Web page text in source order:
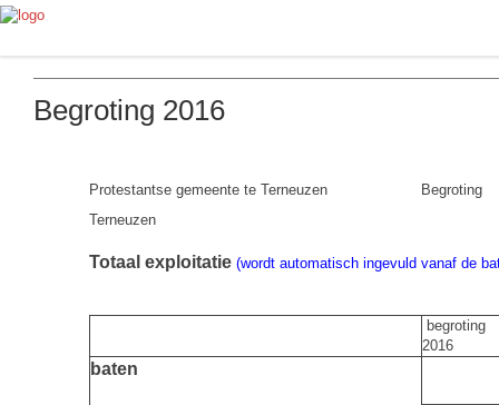
Begroting 2016
Protestantse gemeente te Terneuzen
Begroting
Terneuzen
Totaal exploitatie (wordt automatisch ingevuld vanaf de
begroting
2016
baten